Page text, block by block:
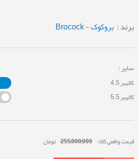
برند : بروکوک - Brocock
سایر :
کالیبر 4.5
کالیبر 5.5
قیمت واقعی کالا : 255,000,000 تومان